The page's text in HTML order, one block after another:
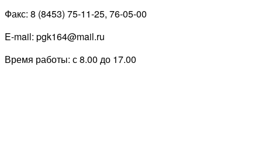
Факс: 8 (8453) 75-11-25, 76-05-00
E-mail: pgk164@mail.ru
Время работы: с 8.00 до 17.00